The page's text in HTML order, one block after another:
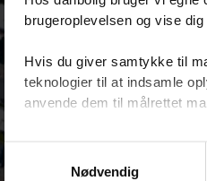
brugeroplevelsen og vise
Hvis du giver samtykke til
teknologier til at indsamle
anvende dem til målrettet
Ved at klikke på ”OK”
tilbagekalde dit samtykke
Nødvendig